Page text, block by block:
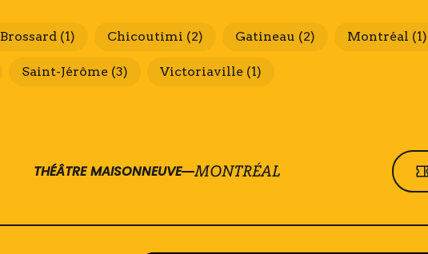
Brossard (1) Chicoutimi (2) Gatineau (2) Montréal (1)
Saint-Jérôme (3) Victoriaville (1)
THÉÂTRE MAISONNEUVE MONTRÉAL